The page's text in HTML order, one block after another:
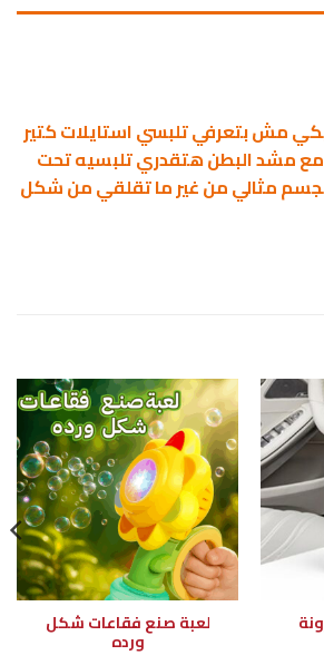
مش بتعرفي تلبسي استايلات كتير
مشد البطن هتقدري تلبسيه تحت
مثالي من غير ما تقلقي من شكل
لعبة صنع فقاعات شكل
ورده